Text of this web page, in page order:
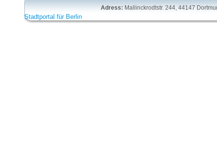
Adress: Mallinckrodtstr. 244, 44147
Stadtportal für Berlin